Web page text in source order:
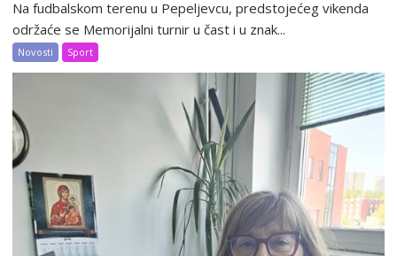
Na fudbalskom terenu u Pepeljevcu, predstojećeg vikenda
održaće se Memorijalni turnir u čast i u znak...
Novosti Sport